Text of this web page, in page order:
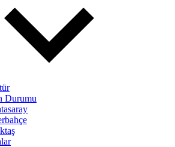
Durumu